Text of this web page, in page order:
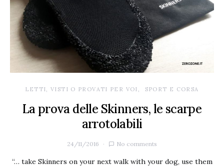
LETTI, VISTI O PROVATI PER VOI SPORT E CORSA
La prova delle Skinners, le scarpe
arrotolabili
24/11/2016 No comments
“… take Skinners on your next walk with your dog, use them